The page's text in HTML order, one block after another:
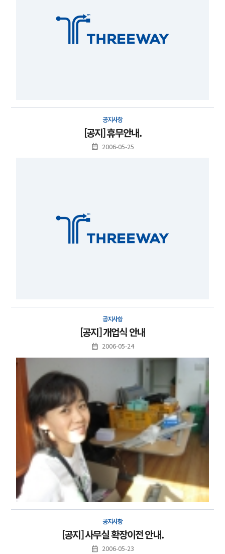
공지사항
[공지] 휴무안내.
2006-05-25
공지사항
[공지] 개업식 안내
2006-05-24
공지사항
[공지] 사무실 확장이전 안내.
2006-05-23